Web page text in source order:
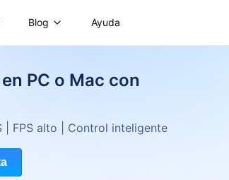
Blog Ayuda
PC o Mac con
| FPS alto | Control inteligente